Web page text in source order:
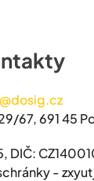
67, 691 45
DIČ:
-